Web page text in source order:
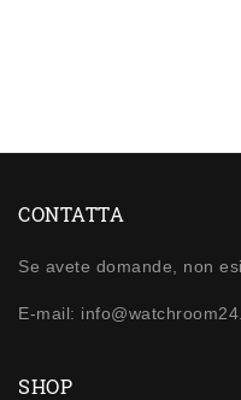
CONTATTA
Se avete domande, non
E-mail:
SHOP